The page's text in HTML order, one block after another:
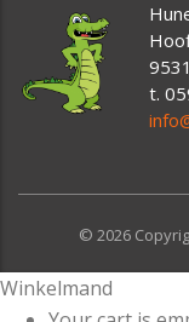
t.
© 2026
Winkelmand